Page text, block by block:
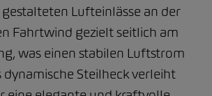
Lufteinlässe an der
Fahrtwind gezielt seitlich am
was einen stabilen Luftstrom
Steilheck verleiht